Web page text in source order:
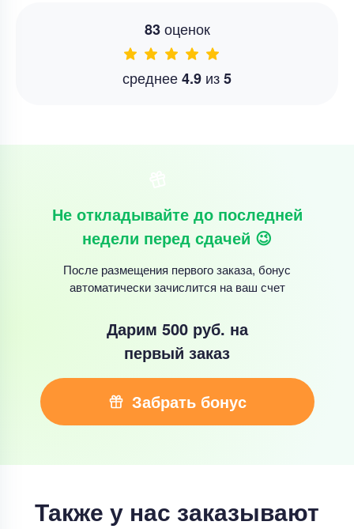
83оценок
среднее4.9 из5
Не откладывайте до последней
недели перед сдачей 😉
После размещения первого заказа, бонус
автоматически зачислится на ваш счет
Дарим 500 руб. на
первый заказ
Забрать бонус
Также у нас заказывают